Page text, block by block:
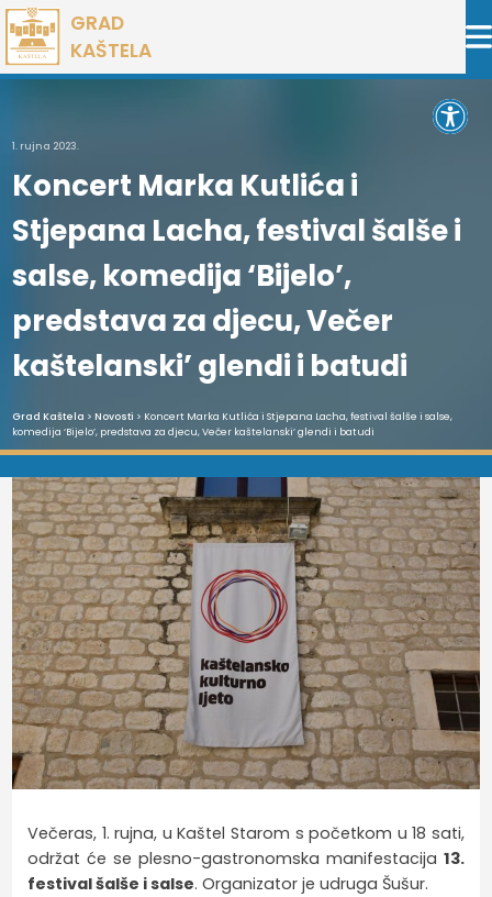
Preskoči
na
sadržaj
GRAD
KAŠTELA
1. rujna 2023.
Koncert Marka Kutlića i
Stjepana Lacha, festival šalše i
salse, komedija ‘Bijelo’,
predstava za djecu, Večer
kaštelanski’ glendi i batudi
Grad Kaštela > Novosti > Koncert Marka Kutlića i Stjepana Lacha, festival šalše i salse,
komedija ‘Bijelo’, predstava za djecu, Večer kaštelanski’ glendi i batudi
Večeras, 1. rujna, u Kaštel Starom s početkom u 18 sati,
održat će se plesno-gastronomska manifestacija 13.
festival šalše i salse. Organizator je udruga Šušur.